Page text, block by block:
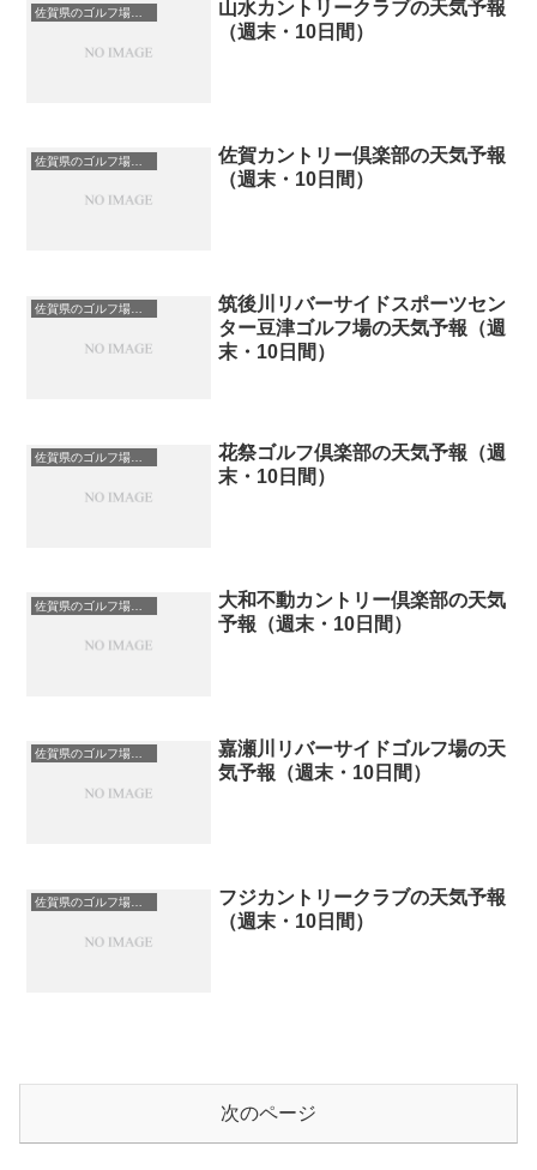
佐賀県のゴルフ場一覧｜距離が長い・広いゴルフ場ランキング
山水カントリークラブの天気予報
（週末・10日間）
佐賀県のゴルフ場一覧｜距離が長い・広いゴルフ場ランキング
佐賀カントリー倶楽部の天気予報
（週末・10日間）
佐賀県のゴルフ場一覧｜距離が長い・広いゴルフ場ランキング
筑後川リバーサイドスポーツセン
ター豆津ゴルフ場の天気予報（週
末・10日間）
佐賀県のゴルフ場一覧｜距離が長い・広いゴルフ場ランキング
花祭ゴルフ倶楽部の天気予報（週
末・10日間）
佐賀県のゴルフ場一覧｜距離が長い・広いゴルフ場ランキング
大和不動カントリー倶楽部の天気
予報（週末・10日間）
佐賀県のゴルフ場一覧｜距離が長い・広いゴルフ場ランキング
嘉瀬川リバーサイドゴルフ場の天
気予報（週末・10日間）
佐賀県のゴルフ場一覧｜距離が長い・広いゴルフ場ランキング
フジカントリークラブの天気予報
（週末・10日間）
次のページ